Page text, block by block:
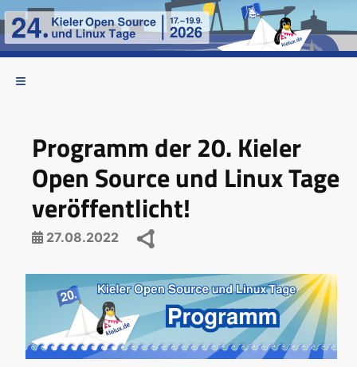
Programm der 20. Kieler
Open Source und Linux Tage
veröffentlicht!
27.08.2022